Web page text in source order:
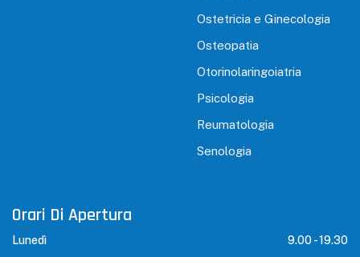
Ostetricia e Ginecologia
Osteopatia
Otorinolaringoiatria
Psicologia
Reumatologia
Senologia
Orari Di Apertura
Lunedì 9.00 -19.30